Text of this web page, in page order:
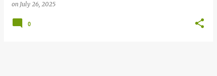
on July 26, 2025
0